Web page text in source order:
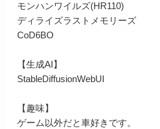
モンハンワイルズ(HR110)
ディライズラストメモリーズ
CoD6BO
【生成AI】
StableDiffusionWebUI
【趣味】
ゲーム以外だと車好きです。